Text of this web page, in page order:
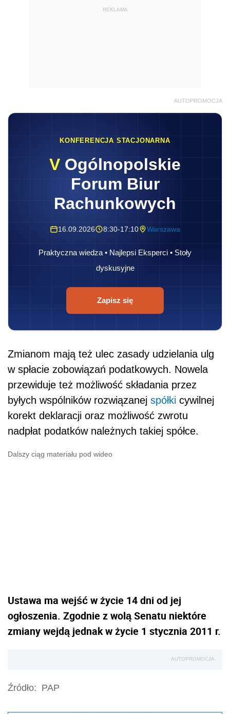
REKLAMA
AUTOPROMOCJA
KONFERENCJA STACJONARNA
V Ogólnopolskie
Forum Biur
Rachunkowych
16.09.2026 8:30-17:10 Warszawa
Praktyczna wiedza • Najlepsi Eksperci • Stoły
dyskusyjne
Zapisz się
Zmianom mają też ulec zasady udzielania ulg
w spłacie zobowiązań podatkowych. Nowela
przewiduje też możliwość składania przez
byłych wspólników rozwiązanej spółki cywilnej
korekt deklaracji oraz możliwość zwrotu
nadpłat podatków należnych takiej spółce.
Dalszy ciąg materiału pod wideo
Ustawa ma wejść w życie 14 dni od jej
ogłoszenia. Zgodnie z wolą Senatu niektóre
zmiany wejdą jednak w życie 1 stycznia 2011 r.
AUTOPROMOCJA
Źródło: PAP